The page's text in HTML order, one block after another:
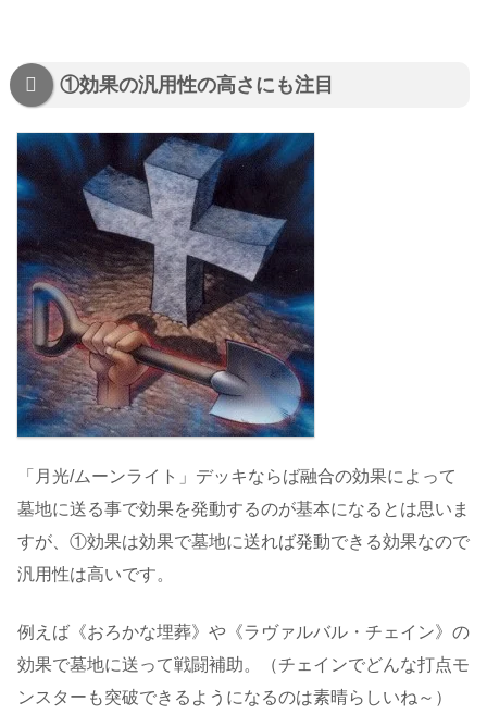
①効果の汎用性の高さにも注目
「月光/ムーンライト」デッキならば融合の効果によって
墓地に送る事で効果を発動するのが基本になるとは思いま
すが、①効果は効果で墓地に送れば発動できる効果なので
汎用性は高いです。
例えば《おろかな埋葬》や《ラヴァルバル・チェイン》の
効果で墓地に送って戦闘補助。（チェインでどんな打点モ
ンスターも突破できるようになるのは素晴らしいね～）